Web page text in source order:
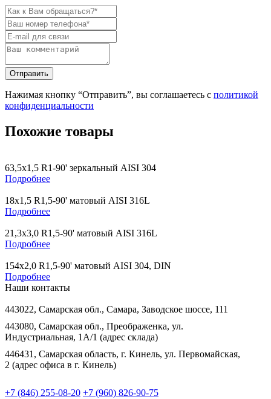
Нажимая кнопку “Отправить”, вы соглашаетесь с политикой
конфиденциальности
Похожие товары
63,5х1,5 R1-90' зеркальный AISI 304
Подробнее
18х1,5 R1,5-90' матовый AISI 316L
Подробнее
21,3х3,0 R1,5-90' матовый AISI 316L
Подробнее
154х2,0 R1,5-90' матовый AISI 304, DIN
Подробнее
Наши контакты
443022, Самарская обл., Самара, Заводское шоссе, 111
443080, Самарская обл., Преображенка, ул.
Индустриальная, 1А/1 (адрес склада)
446431, Самарская область, г. Кинель, ул. Первомайская,
2 (адрес офиса в г. Кинель)
+7 (846) 255-08-20 +7 (960) 826-90-75